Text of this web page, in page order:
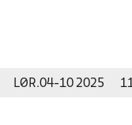
LØR.04-10 2025